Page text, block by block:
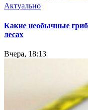
Актуально
Какие необычные
лесах
Вчера, 18:13